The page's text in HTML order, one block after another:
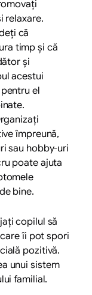
relaxare.
că
timp și că
și
acestui
el
împreună,
sau hobby-uri
poate ajuta
bine.
copilul să
îi pot spori
pozitivă.
unui sistem
familial.